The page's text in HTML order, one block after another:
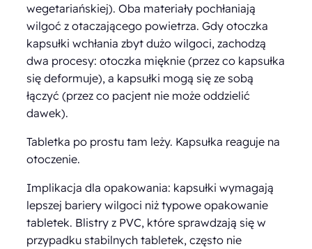
wegetariańskiej). Oba materiały pochłaniają
wilgoć z otaczającego powietrza. Gdy otoczka
kapsułki wchłania zbyt dużo wilgoci, zachodzą
dwa procesy: otoczka mięknie (przez co kapsułka
się deformuje), a kapsułki mogą się ze sobą
łączyć (przez co pacjent nie może oddzielić
dawek).
Tabletka po prostu tam leży. Kapsułka reaguje na
otoczenie.
Implikacja dla opakowania: kapsułki wymagają
lepszej bariery wilgoci niż typowe opakowanie
tabletek. Blistry z PVC, które sprawdzają się w
przypadku stabilnych tabletek, często nie